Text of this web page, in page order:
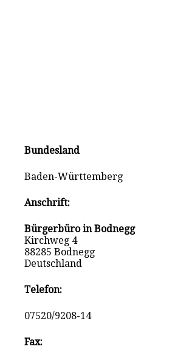
Bundesland
Baden-Württemberg
Anschrift:
Bürgerbüro in Bodnegg
Kirchweg 4
88285 Bodnegg
Deutschland
Telefon:
07520/9208-14
Fax: